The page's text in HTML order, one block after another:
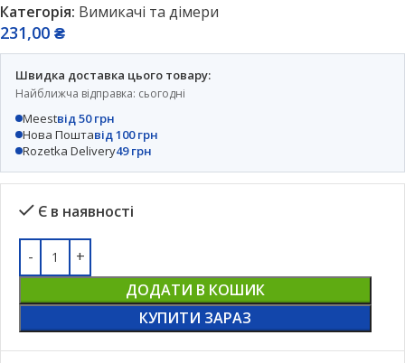
Категорія: Вимикачі та дімери
231,00 ₴
Швидка доставка цього товару:
Найближча відправка: сьогодні
Meestвід 50 грн
Нова Поштавід 100 грн
Rozetka Delivery49 грн
Є в наявності
ДОДАТИ В КОШИК
КУПИТИ ЗАРАЗ